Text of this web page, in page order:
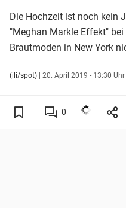
Die Hochzeit ist noch kein
"Meghan Markle Effekt"
Brautmoden in New York
(ili/spot) | 20. April 2019 - 13:30 Uhr
0